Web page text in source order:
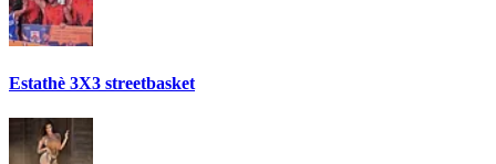
Estathè 3X3 streetbasket